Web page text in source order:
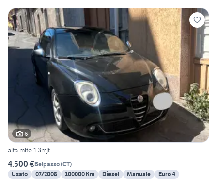
6
alfa mito 1.3mjt
4.500 €Belpasso(CT)
Usato
07/2008 100000 Km Diesel Manuale Euro 4